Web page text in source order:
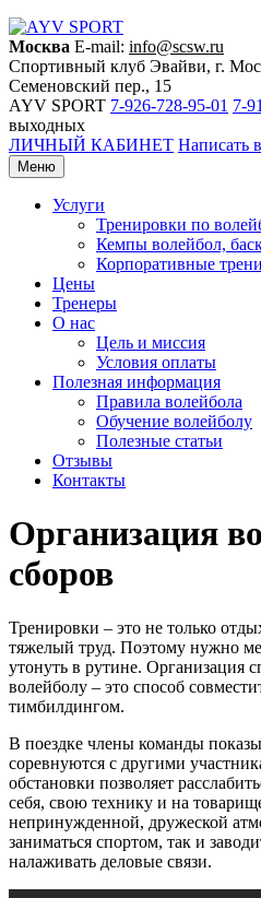
Москва E-mail: info@scsw.ru
Спортивный клуб Эвайви, г.
Семеновский пер., 15
AYV SPORT 7-926-728-95-01 7-
выходных
ЛИЧНЫЙ КАБИНЕТ Написать
Меню
Услуги
Тренировки по
Кемпы волейбол,
Корпоративные
Цены
Тренеры
О нас
Цель и миссия
Условия оплаты
Полезная информация
Правила волейбола
Обучение волейболу
Полезные статьи
Отзывы
Контакты
Организация
сборов
Тренировки – это не только
тяжелый труд. Поэтому нужно
утонуть в рутине. Организация
волейболу – это способ
тимбилдингом.
В поездке члены команды
соревнуются с другими
обстановки позволяет
себя, свою технику и на
непринужденной, дружеской
заниматься спортом, так и
налаживать деловые связи.